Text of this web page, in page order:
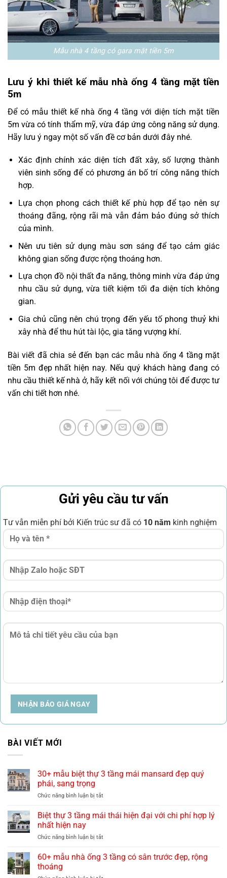
Mẫu nhà 4 tầng có gara mặt tiền 5m
Lưu ý khi thiết kế mẫu nhà ống 4 tầng mặt tiền
5m
Để có mẫu thiết kế nhà ống 4 tầng với diện tích mặt tiền
5m vừa có tính thẩm mỹ, vừa đáp ứng công năng sử dụng.
Hãy lưu ý ngay một số vấn đề cơ bản dưới đây nhé.
Xác định chính xác diện tích đất xây, số lượng thành
viên sinh sống để có phương án bố trí công năng thích
hợp.
Lựa chọn phong cách thiết kế phù hợp để tạo nên sự
thoáng đãng, rộng rãi mà vẫn đảm bảo đúng sở thích
của mình.
Nên ưu tiên sử dụng màu sơn sáng để tạo cảm giác
không gian sống được rộng thoáng hơn.
Lựa chọn đồ nội thất đa năng, thông minh vừa đáp ứng
nhu cầu sử dụng, vừa tiết kiệm tối đa diện tích không
gian.
Gia chủ cũng nên chú trọng đến yếu tố phong thuỷ khi
xây nhà để thu hút tài lộc, gia tăng vượng khí.
Bài viết đã chia sẻ đến bạn các mẫu nhà ống 4 tầng mặt
tiền 5m đẹp nhất hiện nay. Nếu quý khách hàng đang có
nhu cầu thiết kế nhà ở, hãy kết nối với chúng tôi để được tư
vấn chi tiết hơn nhé.
Gửi yêu cầu tư vấn
Tư vẫn miễn phí bởi Kiến trúc sư đã có 10 năm kinh nghiệm
NHẬN BÁO GIÁ NGAY
BÀI VIẾT MỚI
30+ mẫu biệt thự 3 tầng mái mansard đẹp quý
phái, sang trọng
Chức năng bình luận bị tắtở
mẫu
3
mái
Biệt thự 3 tầng mái thái hiện đại với chi phí hợp lý
nhất hiện nay
Chức năng bình luận bị tắtở
thự
60+ mẫu nhà ống 3 tầng có sân trước đẹp, rộng
thoáng